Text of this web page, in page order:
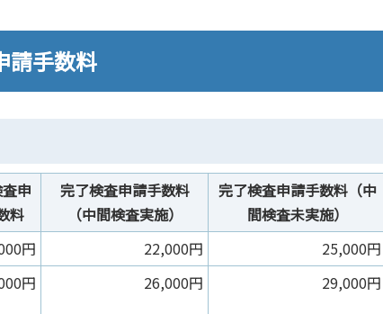
請手数料
申
料
完了検査申請手数料
（中間検査実施）
完了検査申請手数料（中
間検査未実施）
円 22,000円
25,000円
円 26,000円 29,000円